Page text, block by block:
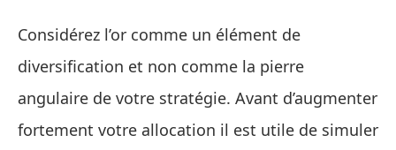
Considérez l’or comme un élément de
diversification et non comme la pierre
angulaire de votre stratégie. Avant d’augmenter
fortement votre allocation il est utile de simuler